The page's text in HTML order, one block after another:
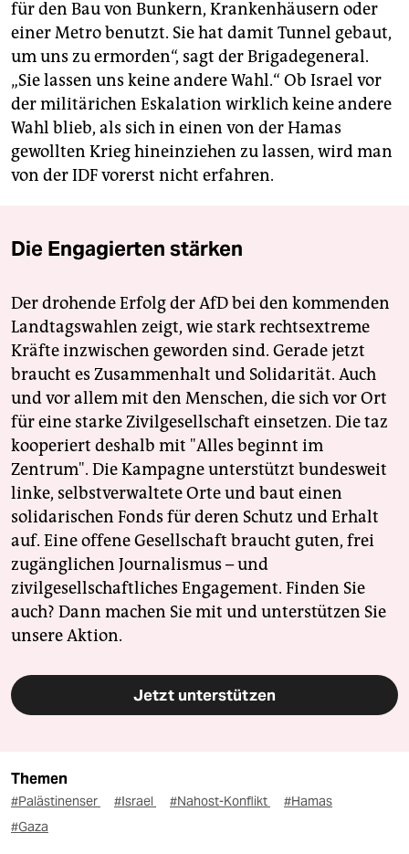
für den Bau von Bunkern, Krankenhäusern oder
einer Metro benutzt. Sie hat damit Tunnel gebaut,
um uns zu ermorden“, sagt der Brigadegeneral.
„Sie lassen uns keine andere Wahl.“ Ob Israel vor
der militärichen Eskalation wirklich keine andere
Wahl blieb, als sich in einen von der Hamas
gewollten Krieg hineinziehen zu lassen, wird man
von der IDF vorerst nicht erfahren.
Die Engagierten stärken
Der drohende Erfolg der AfD bei den kommenden
Landtagswahlen zeigt, wie stark rechtsextreme
Kräfte inzwischen geworden sind. Gerade jetzt
braucht es Zusammenhalt und Solidarität. Auch
und vor allem mit den Menschen, die sich vor Ort
für eine starke Zivilgesellschaft einsetzen. Die taz
kooperiert deshalb mit "Alles beginnt im
Zentrum". Die Kampagne unterstützt bundesweit
linke, selbstverwaltete Orte und baut einen
solidarischen Fonds für deren Schutz und Erhalt
auf. Eine offene Gesellschaft braucht guten, frei
zugänglichen Journalismus – und
zivilgesellschaftliches Engagement. Finden Sie
auch? Dann machen Sie mit und unterstützen Sie
unsere Aktion.
Jetzt unterstützen
Themen
#Palästinenser #Israel #Nahost-Konflikt
#Hamas
#Gaza